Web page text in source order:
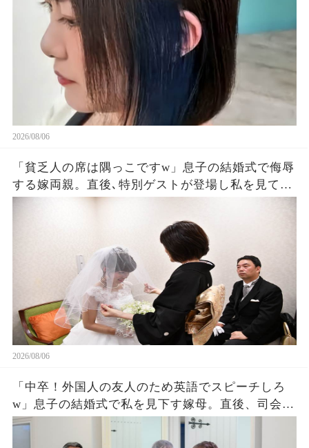
2026/08/06
「貧乏人の席は隅っこですw」息子の結婚式で侮辱
する嫁両親。直後､特別ゲストが登場し私を見て
「社長！お元気そうで」嫁両親「え？」180度立場
2026/08/06
「中卒！外国人の友人のため英語でスピーチしろ
w」息子の結婚式で私を見下す嫁母。直後、司会が
私を名前を呼ぶと外国人「久しぶりダネ、社
長！」嫁母「え？」→壇上で完璧な英語を私がペ